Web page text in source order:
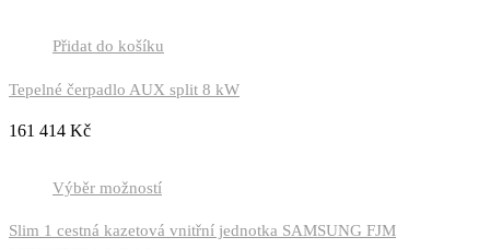
Přidat do košíku
Tepelné čerpadlo AUX split 8 kW
161 414 Kč
Výběr možností
Slim 1 cestná kazetová vnitřní jednotka SAMSUNG FJM